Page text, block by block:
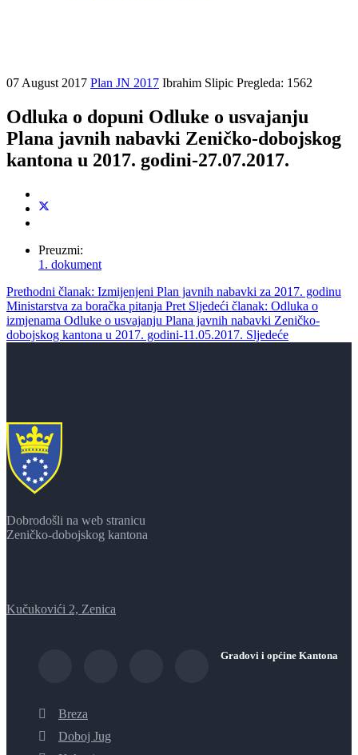
07 August 2017 Plan JN 2017 Ibrahim Slipic Pregleda: 1562
Odluka o dopuni Odluke o usvajanju
Plana javnih nabavki Zeničko-dobojskog
kantona u 2017. godini-27.07.2017.
Preuzmi:
1. dokument
Prethodni članak: Izmijenjeni Plan javnih nabavki za 2017. godinu
Ministarstva za boračka pitanja Pret Sljedeći članak: Odluka o
izmjenama Odluke o usvajanju Plana javnih nabavki Zeničko-
dobojskog kantona u 2017. godini-11.05.2017. Sljedeće
Dobrodošli na web stranicu
Zeničko-dobojskog kantona
Kučukovići 2, Zenica
Gradovi i općine Kantona
Breza
Doboj Jug